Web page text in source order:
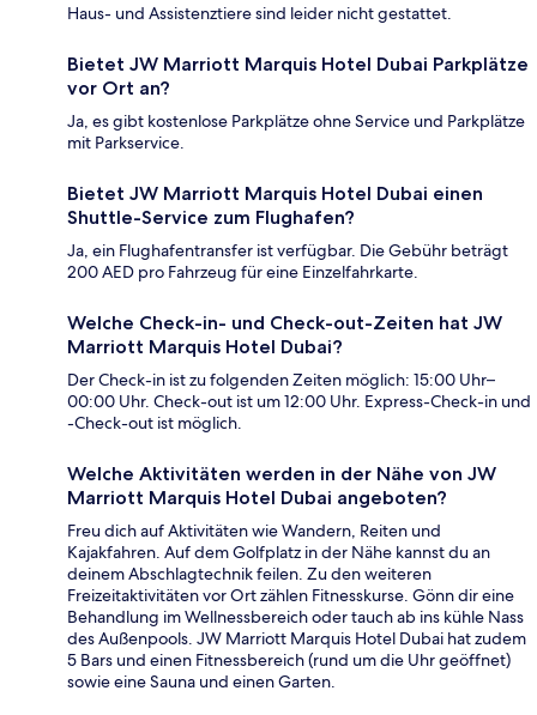
Haus- und Assistenztiere sind leider nicht gestattet.
Bietet JW Marriott Marquis Hotel Dubai Parkplätze
vor Ort an?
Ja, es gibt kostenlose Parkplätze ohne Service und Parkplätze
mit Parkservice.
Bietet JW Marriott Marquis Hotel Dubai einen
Shuttle-Service zum Flughafen?
Ja, ein Flughafentransfer ist verfügbar. Die Gebühr beträgt
200 AED pro Fahrzeug für eine Einzelfahrkarte.
Welche Check-in- und Check-out-Zeiten hat JW
Marriott Marquis Hotel Dubai?
Der Check-in ist zu folgenden Zeiten möglich: 15:00 Uhr–
00:00 Uhr. Check-out ist um 12:00 Uhr. Express-Check-in und
-Check-out ist möglich.
Welche Aktivitäten werden in der Nähe von JW
Marriott Marquis Hotel Dubai angeboten?
Freu dich auf Aktivitäten wie Wandern, Reiten und
Kajakfahren. Auf dem Golfplatz in der Nähe kannst du an
deinem Abschlagtechnik feilen. Zu den weiteren
Freizeitaktivitäten vor Ort zählen Fitnesskurse. Gönn dir eine
Behandlung im Wellnessbereich oder tauch ab ins kühle Nass
des Außenpools. JW Marriott Marquis Hotel Dubai hat zudem
5 Bars und einen Fitnessbereich (rund um die Uhr geöffnet)
sowie eine Sauna und einen Garten.